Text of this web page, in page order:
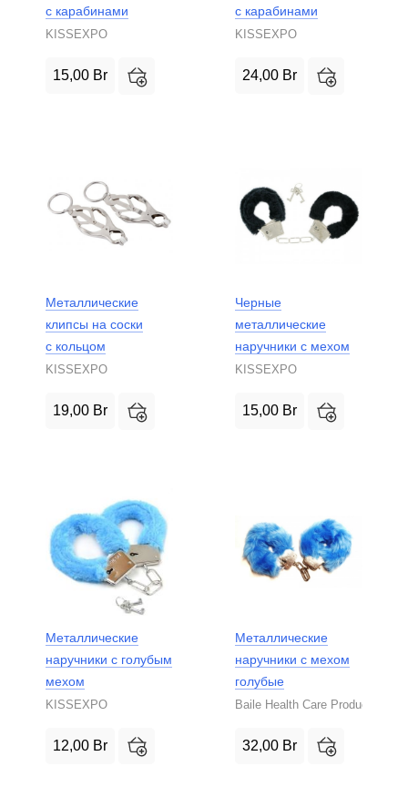
с карабинами
KISSEXPO
15,00 Br
с карабинами
KISSEXPO
24,00 Br
Металлические
клипсы на соски
с кольцом
KISSEXPO
19,00 Br
Черные
металлические
наручники с мехом
KISSEXPO
15,00 Br
Металлические
наручники с голубым
мехом
KISSEXPO
12,00 Br
Металлические
наручники с мехом
голубые
Baile Health Care Product
32,00 Br